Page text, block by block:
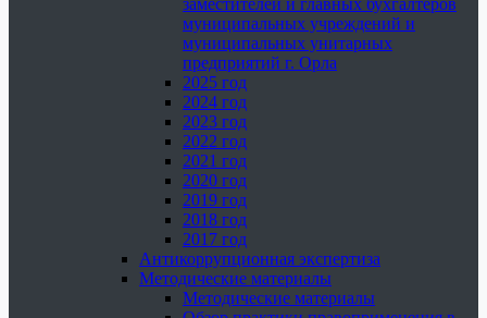
заместителей и главных бухгалтеров
муниципальных учреждений и
муниципальных унитарных
предприятий г. Орла
2025 год
2024 год
2023 год
2022 год
2021 год
2020 год
2019 год
2018 год
2017 год
Антикоррупционная экспертиза
Методические материалы
Методические материалы